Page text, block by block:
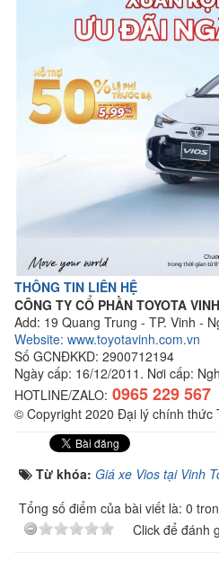
THÔNG TIN LIÊN HỆ
CÔNG TY CỔ PHẦN TOYOTA VINH
Add: 19 Quang Trung - TP. Vinh -
Website: www.toyotavinh.com.vn
Số GCNĐKKD: 2900712194
Ngày cấp: 16/12/2011. Nơi cấp:
HOTLINE/ZALO: 0965 229 567
© Copyright 2020 Đại lý chính thức
Từ khóa: Giá xe Vios tại Vinh
Tổng số điểm của bài viết là: 0
Click để đánh